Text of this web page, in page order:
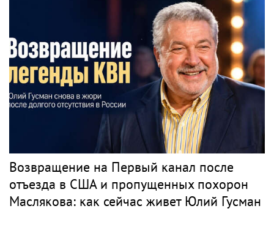
Возвращение на Первый канал после
отъезда в США и пропущенных похорон
Маслякова: как сейчас живет Юлий Гусман